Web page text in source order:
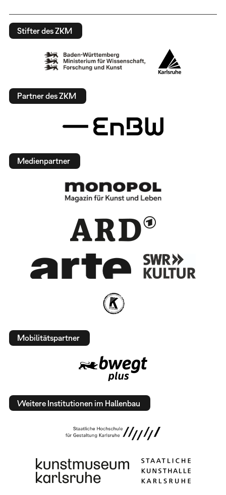
Stifter des ZKM
Partner des ZKM
Medienpartner
Mobilitätspartner
Weitere Institutionen im Hallenbau